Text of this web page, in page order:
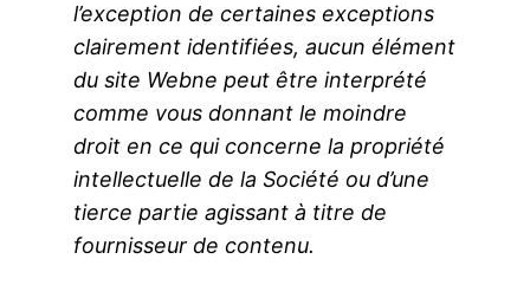
l’exception de certaines exceptions
clairement identifiées, aucun élément
du site Webne peut être interprété
comme vous donnant le moindre
droit en ce qui concerne la propriété
intellectuelle de la Société ou d’une
tierce partie agissant à titre de
fournisseur de contenu.